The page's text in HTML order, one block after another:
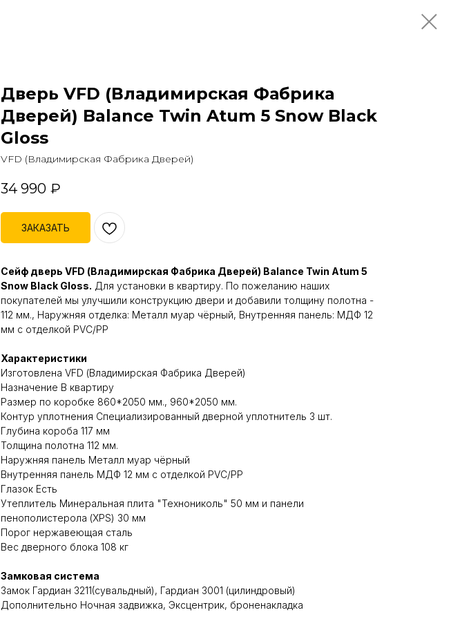
Дверь VFD (Владимирская Фабрика
Дверей) Balance Twin Atum 5 Snow Black
Gloss
VFD (Владимирская Фабрика Дверей)
34 990 ₽
ЗАКАЗАТЬ
Сейф дверь VFD (Владимирская Фабрика Дверей) Balance Twin Atum 5
Snow Black Gloss. Для установки в квартиру. По пожеланию наших
покупателей мы улучшили конструкцию двери и добавили толщину полотна -
112 мм., Наружняя отделка: Металл муар чёрный, Внутренняя панель: МДФ 12
мм с отделкой PVC/PP
Характеристики
Изготовлена VFD (Владимирская Фабрика Дверей)
Назначение В квартиру
Размер по коробке 860*2050 мм., 960*2050 мм.
Контур уплотнения Специализированный дверной уплотнитель 3 шт.
Глубина короба 117 мм
Толщина полотна 112 мм.
Наружняя панель Металл муар чёрный
Внутренняя панель МДФ 12 мм с отделкой PVC/PP
Глазок Есть
Утеплитель Минеральная плита "Технониколь" 50 мм и панели
пенополистерола (XPS) 30 мм
Порог нержавеющая сталь
Вес дверного блока 108 кг
Замковая система
Замок Гардиан 3211(сувальдный), Гардиан 3001 (цилиндровый)
Дополнительно Ночная задвижка, Эксцентрик, броненакладка